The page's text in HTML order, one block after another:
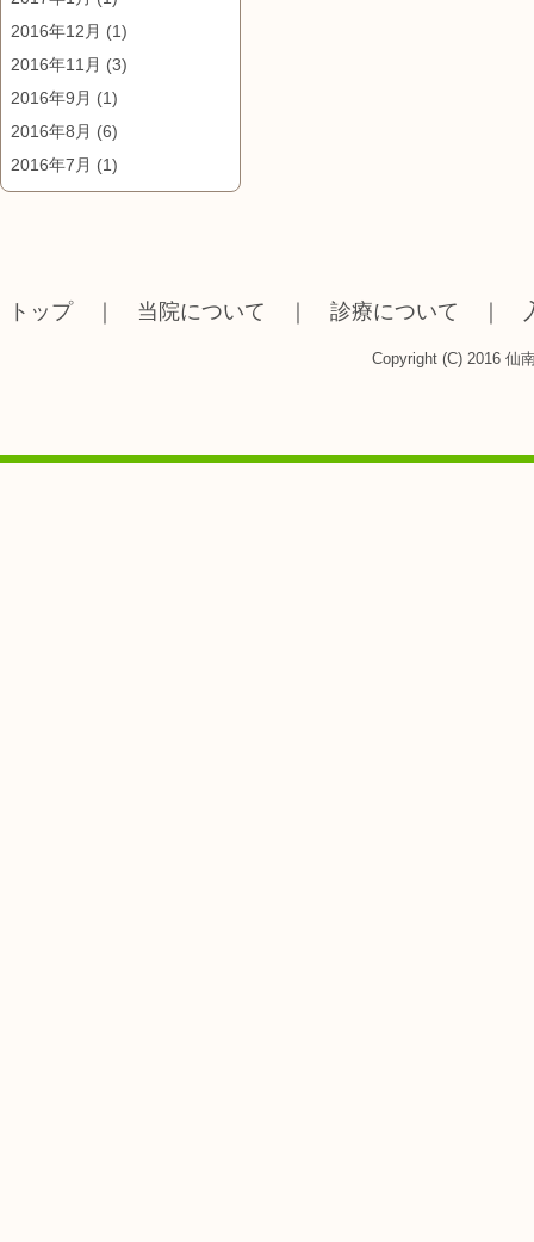
2016年12月 (1)
2016年11月 (3)
2016年9月 (1)
2016年8月 (6)
2016年7月 (1)
トップ｜ 当院について 診療について
Copyright (C) 2016 仙